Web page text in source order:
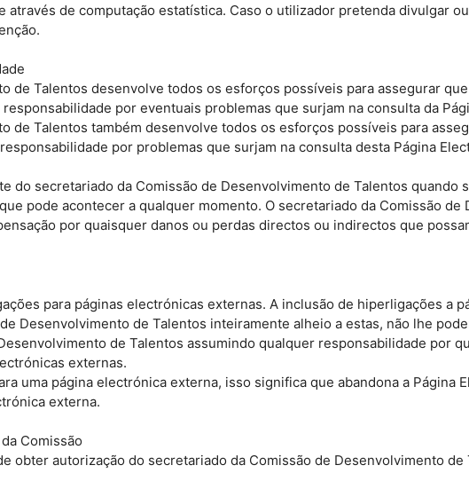
através de computação estatística. Caso o utilizador pretenda divulgar
de Talentos desenvolve todos os esforços possíveis para assegurar
por eventuais problemas que surjam na consulta da
de Talentos também desenvolve todos os esforços possíveis para
por problemas que surjam na consulta desta Página
do secretariado da Comissão de Desenvolvimento de Talentos
pode acontecer a qualquer momento. O secretariado da Comissão
por quaisquer danos ou perdas directos ou indirectos que
para páginas electrónicas externas. A inclusão de hiperligações a
Desenvolvimento de Talentos inteiramente alheio a estas, não lhe
de Talentos assumindo qualquer responsabilidade por
externas.
uma página electrónica externa, isso significa que abandona a Página
externa.
Comissão
obter autorização do secretariado da Comissão de Desenvolvimento